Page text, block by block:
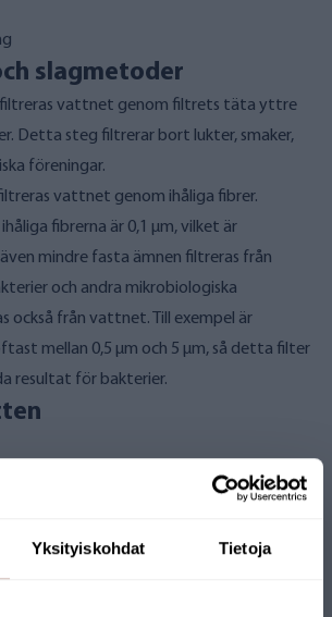
Yksityiskohdat Tietoja
slagmetoder
filtreras vattnet genom filtrets täta yttre
Detta steg filtrerar bort lukter, smaker,
föreningar.
vattnet genom ihåliga fibrer.
fibrerna är 0,1 µm, vilket är
mindre fasta ämnen filtreras från
och andra mikrobiologiska
också från vattnet. Till exempel är
mellan 0,5 µm och 5 µm, så detta filter
resultat för bakterier.